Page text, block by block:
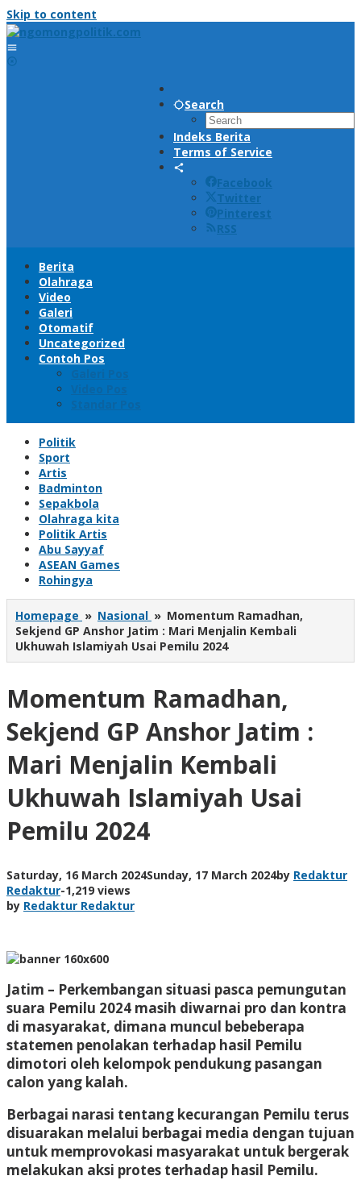
Skip to content
Search
Indeks Berita
Terms of Service
Facebook
Twitter
Pinterest
RSS
Berita
Olahraga
Video
Galeri
Otomatif
Uncategorized
Contoh Pos
Galeri Pos
Video Pos
Standar Pos
Politik
Sport
Artis
Badminton
Sepakbola
Olahraga kita
Politik Artis
Abu Sayyaf
ASEAN Games
Rohingya
Homepage » Nasional » Momentum Ramadhan,
Sekjend GP Anshor Jatim : Mari Menjalin Kembali
Ukhuwah Islamiyah Usai Pemilu 2024
Momentum Ramadhan,
Sekjend GP Anshor Jatim :
Mari Menjalin Kembali
Ukhuwah Islamiyah Usai
Pemilu 2024
Saturday, 16 March 2024Sunday, 17 March 2024by Redaktur
Redaktur-1,219 views
by Redaktur Redaktur
Jatim – Perkembangan situasi pasca pemungutan
suara Pemilu 2024 masih diwarnai pro dan kontra
di masyarakat, dimana muncul bebeberapa
statemen penolakan terhadap hasil Pemilu
dimotori oleh kelompok pendukung pasangan
calon yang kalah.
Berbagai narasi tentang kecurangan Pemilu terus
disuarakan melalui berbagai media dengan tujuan
untuk memprovokasi masyarakat untuk bergerak
melakukan aksi protes terhadap hasil Pemilu.